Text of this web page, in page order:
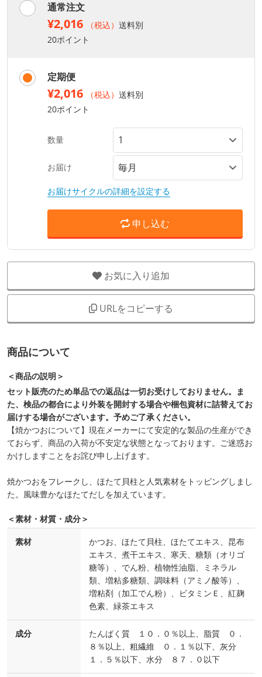
通常注文
¥2,016 （税込） 送料別
20ポイント
定期便
¥2,016 （税込） 送料別
20ポイント
数量
お届け
お届けサイクルの詳細を設定する
申し込む
お気に入り追加
URLをコピーする
商品について
＜商品の説明＞
セット販売のため単品での返品は一切お受けしておりません。ま
た、検品の都合により外装を開封する場合や梱包資材に詰替えてお
届けする場合がございます。予めご了承ください。
【焼かつおについて】現在メーカーにて安定的な製品の生産ができ
ておらず、商品の入荷が不安定な状態となっております。ご迷惑お
かけしますことをお詫び申し上げます。
焼かつおをフレークし、ほたて貝柱と人気素材をトッピングしまし
た。風味豊かなほたてだしを加えています。
＜素材・材質・成分＞
素材
かつお、ほたて貝柱、ほたてエキス、昆布
エキス、煮干エキス、寒天、糖類（オリゴ
糖等）、でん粉、植物性油脂、ミネラル
類、増粘多糖類、調味料（アミノ酸等）、
増粘剤（加工でん粉）、ビタミンＥ、紅麹
色素、緑茶エキス
成分
たんぱく質 １０．０％以上、脂質 ０．
８％以上、粗繊維 ０．１％以下、灰分
１．５％以下、水分 ８７．０以下